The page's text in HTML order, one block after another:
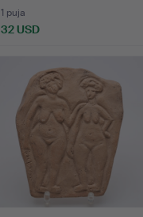
1 puja
32 USD